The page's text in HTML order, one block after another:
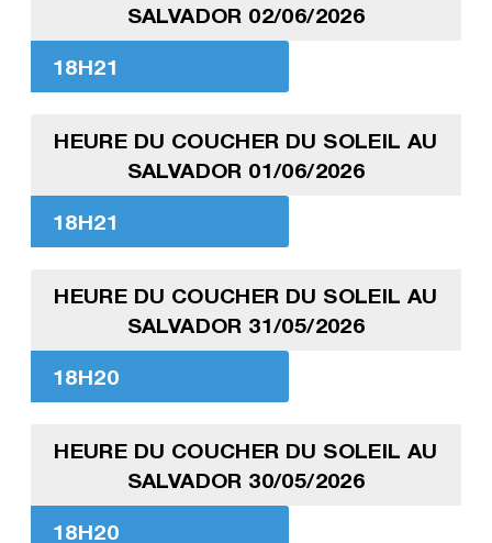
SALVADOR 02/06/2026
18H21
HEURE DU COUCHER DU SOLEIL AU
SALVADOR 01/06/2026
18H21
HEURE DU COUCHER DU SOLEIL AU
SALVADOR 31/05/2026
18H20
HEURE DU COUCHER DU SOLEIL AU
SALVADOR 30/05/2026
18H20